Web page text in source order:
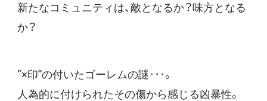
新たなコミュニティは、敵となるか？味方となる
か？
“×印”の付いたゴーレムの謎･･･。
人為的に付けられたその傷から感じる凶暴性。